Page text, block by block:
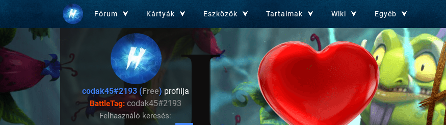
Fórum Kártyák Eszközök Tartalmak Wiki Egyéb
codak45#2193 (Free)profilja
BattleTag:codak45#2193
Felhasználó keresés: